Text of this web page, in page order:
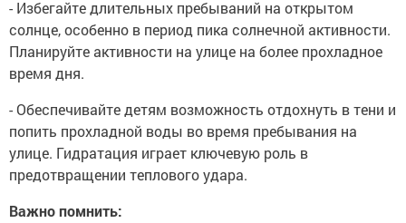
- Избегайте длительных пребываний на открытом
солнце, особенно в период пика солнечной активности.
Планируйте активности на улице на более прохладное
время дня.
- Обеспечивайте детям возможность отдохнуть в тени и
попить прохладной воды во время пребывания на
улице. Гидратация играет ключевую роль в
предотвращении теплового удара.
Важно помнить: